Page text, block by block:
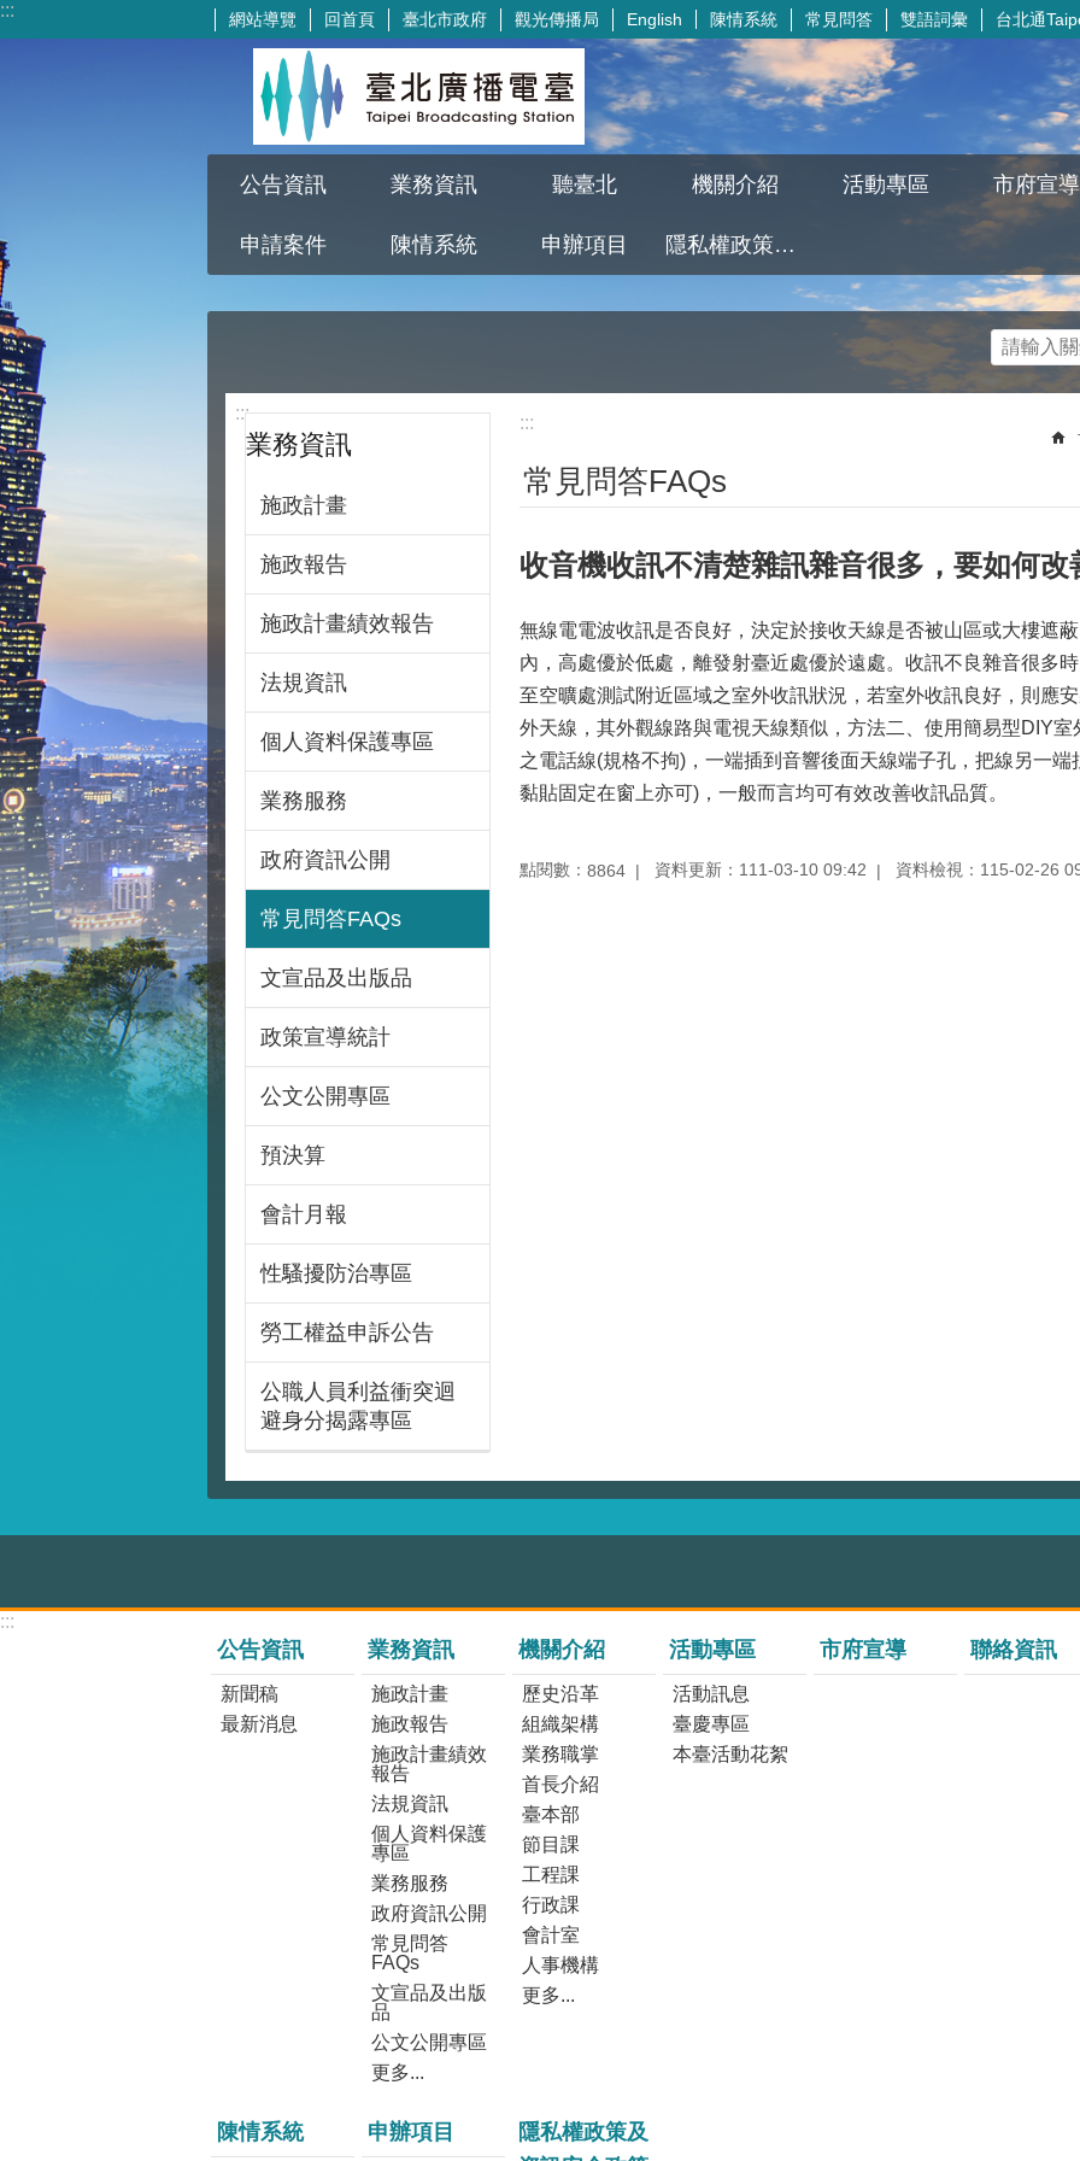
跳到主要內容區塊
::: 網站導覽 回首頁 臺北市政府 觀光傳播局 English 陳情系統 常見問答 雙語詞彙 台北通
公告資訊 業務資訊 聽臺北 機關介紹 活動專區 市府宣導
申請案件 陳情系統 申辦項目 隱私權政策及資訊安全政策
:::
業務資訊
施政計畫
施政報告
施政計畫績效報告
法規資訊
個人資料保護專區
業務服務
政府資訊公開
常見問答FAQs
文宣品及出版品
政策宣導統計
公文公開專區
預決算
會計月報
性騷擾防治專區
勞工權益申訴公告
公職人員利益衝突迴
避身分揭露專區
:::
常見問答FAQs
收音機收訊不清楚雜訊雜音很多，要如何改
無線電電波收訊是否良好，決定於接收天線是否被山區或大樓遮
內，高處優於低處，離發射臺近處優於遠處。收訊不良雜音很多
至空曠處測試附近區域之室外收訊狀況，若室外收訊良好，則應
外天線，其外觀線路與電視天線類似，方法二、使用簡易型DIY
之電話線(規格不拘)，一端插到音響後面天線端子孔，把線另一
黏貼固定在窗上亦可)，一般而言均可有效改善收訊品質。
點閱數： 8864 資料更新：111-03-10 09:42 資料檢視：115-02-26
:::
公告資訊
新聞稿
最新消息
業務資訊
施政計畫
施政報告
施政計畫績效
報告
法規資訊
個人資料保護
專區
業務服務
政府資訊公開
常見問答
FAQs
文宣品及出版
品
公文公開專區
更多...
機關介紹
歷史沿革
組織架構
業務職掌
首長介紹
臺本部
節目課
工程課
行政課
會計室
人事機構
更多...
活動專區
活動訊息
臺慶專區
本臺活動花絮
市府宣導 聯絡資訊
陳情系統 申辦項目
隱私權政策及